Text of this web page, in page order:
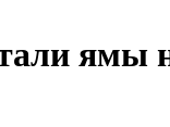
ямы